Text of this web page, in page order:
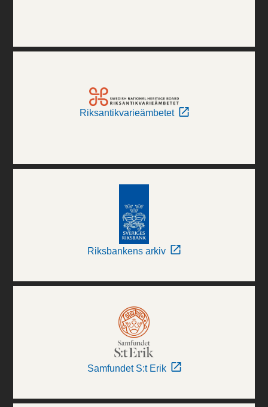
Riksantikvarieämbetet
Riksbankens arkiv
Samfundet S:t Erik